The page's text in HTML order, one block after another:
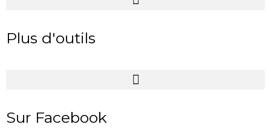
Plus d'outils
Sur Facebook